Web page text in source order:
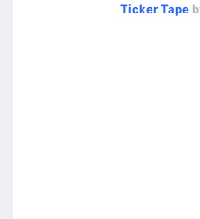
Ticker Tape